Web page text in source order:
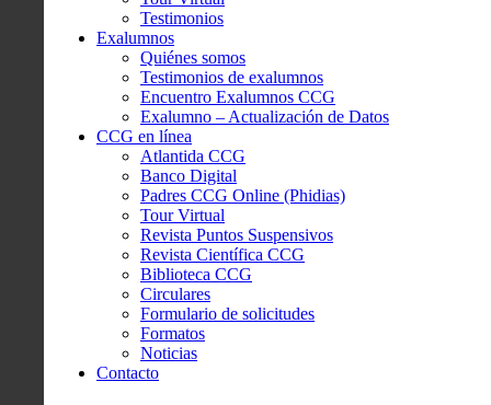
Testimonios
Exalumnos
Quiénes somos
Testimonios de exalumnos
Encuentro Exalumnos CCG
Exalumno – Actualización de Datos
CCG en línea
Atlantida CCG
Banco Digital
Padres CCG Online (Phidias)
Tour Virtual
Revista Puntos Suspensivos
Revista Científica CCG
Biblioteca CCG
Circulares
Formulario de solicitudes
Formatos
Noticias
Contacto